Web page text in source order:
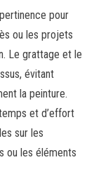
pour
ou les projets
Le grattage et le
évitant
la peinture.
et d’effort
sur les
ou les éléments